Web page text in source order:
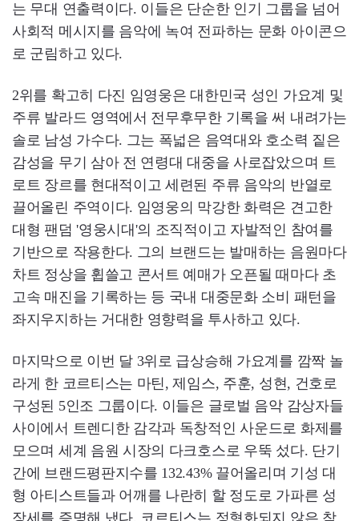
는 무대 연출력이다. 이들은 단순한 인기 그룹을 넘어
사회적 메시지를 음악에 녹여 전파하는 문화 아이콘으
로 군림하고 있다.
2위를 확고히 다진 임영웅은 대한민국 성인 가요계 및
주류 발라드 영역에서 전무후무한 기록을 써 내려가는
솔로 남성 가수다. 그는 폭넓은 음역대와 호소력 짙은
감성을 무기 삼아 전 연령대 대중을 사로잡았으며 트
로트 장르를 현대적이고 세련된 주류 음악의 반열로
끌어올린 주역이다. 임영웅의 막강한 화력은 견고한
대형 팬덤 '영웅시대'의 조직적이고 자발적인 참여를
기반으로 작용한다. 그의 브랜드는 발매하는 음원마다
차트 정상을 휩쓸고 콘서트 예매가 오픈될 때마다 초
고속 매진을 기록하는 등 국내 대중문화 소비 패턴을
좌지우지하는 거대한 영향력을 투사하고 있다.
마지막으로 이번 달 3위로 급상승해 가요계를 깜짝 놀
라게 한 코르티스는 마틴, 제임스, 주훈, 성현, 건호로
구성된 5인조 그룹이다. 이들은 글로벌 음악 감상자들
사이에서 트렌디한 감각과 독창적인 사운드로 화제를
모으며 세계 음원 시장의 다크호스로 우뚝 섰다. 단기
간에 브랜드평판지수를 132.43% 끌어올리며 기성 대
형 아티스트들과 어깨를 나란히 할 정도로 가파른 성